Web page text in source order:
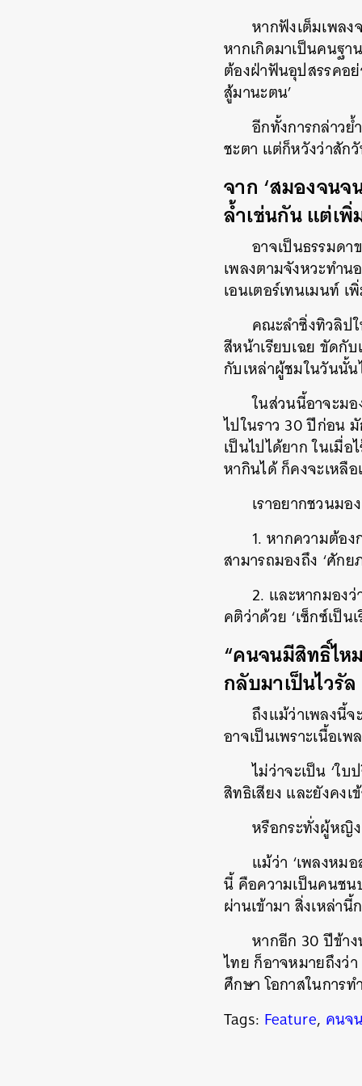
หากฟังเต็มเพล
หากเกิดมาเป็นคนฐ
ต้องฝ่าฟันอุปสรรคอ
สู้มานะตน’
อีกทั้งการกล่าว
ชะตา แต่ก็หวังว่าสัก
จาก ‘สมองจน
ล้ำเช่นกัน แต่เพิ่
อาจเป็นธรรมด
เพลงตามจังหวะทำ
เอนเตอร์เทนเมนท์
คณะลำซิ่งทิวลิป
สีหน้าเรียบเฉย ขัดกั
กับเหล่าผู้ชมในวันนั้
ในส่วนนี้อาจะม
ไปในราว 30 ปีก่อน
เป็นไปได้ยาก ในเมื่
หากินได้ ก็คงจะเหลื
เราอยากชวนม
1. หากความต้อง
สามารถมองถึง ‘ศัก
2. และหากมอง
คติว่าด้วย ‘เซ็กซ์เป็น
“คนจนมีสิทธิ์ไห
กลับมาเป็นไวรัล
ถึงแม้ว่าเพลงนี้
อาจเป็นเพราะเนื้อเ
ไม่ว่าจะเป็น ‘ใ
สิทธิเสียง และยังคง
หรือกระทั่งผู้หญิ
แม้ว่า ‘เพลงหม
นี้ คือความเป็นคนชน
ผ่านเข้ามา สิ่งเหล่า
หากอีก 30 ปีข้า
ไทย ก็อาจหมายถึงว่า
ศึกษา โอกาสในการ
Tags: Feature, คนจ